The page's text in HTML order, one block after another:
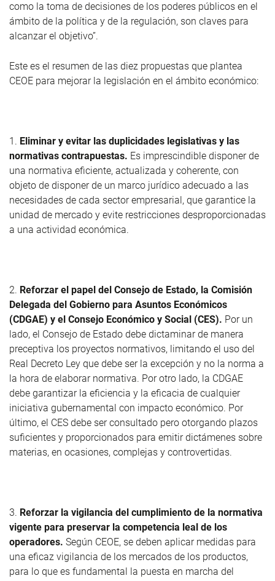
como la toma de decisiones de los poderes públicos en el
ámbito de la política y de la regulación, son claves para
alcanzar el objetivo”.
Este es el resumen de las diez propuestas que plantea
CEOE para mejorar la legislación en el ámbito económico:
1. Eliminar y evitar las duplicidades legislativas y las
normativas contrapuestas. Es imprescindible disponer de
una normativa eficiente, actualizada y coherente, con
objeto de disponer de un marco jurídico adecuado a las
necesidades de cada sector empresarial, que garantice la
unidad de mercado y evite restricciones desproporcionadas
a una actividad económica.
2. Reforzar el papel del Consejo de Estado, la Comisión
Delegada del Gobierno para Asuntos Económicos
(CDGAE) y el Consejo Económico y Social (CES). Por un
lado, el Consejo de Estado debe dictaminar de manera
preceptiva los proyectos normativos, limitando el uso del
Real Decreto Ley que debe ser la excepción y no la norma a
la hora de elaborar normativa. Por otro lado, la CDGAE
debe garantizar la eficiencia y la eficacia de cualquier
iniciativa gubernamental con impacto económico. Por
último, el CES debe ser consultado pero otorgando plazos
suficientes y proporcionados para emitir dictámenes sobre
materias, en ocasiones, complejas y controvertidas.
3. Reforzar la vigilancia del cumplimiento de la normativa
vigente para preservar la competencia leal de los
operadores. Según CEOE, se deben aplicar medidas para
una eficaz vigilancia de los mercados de los productos,
para lo que es fundamental la puesta en marcha del